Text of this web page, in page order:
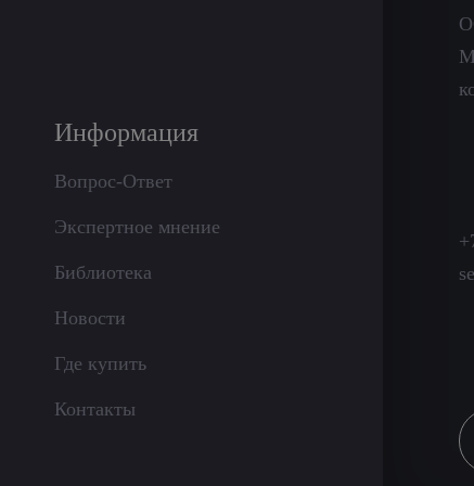
Информация
Вопрос-Ответ
Экспертное мнение
Библиотека
Новости
Где купить
Контакты